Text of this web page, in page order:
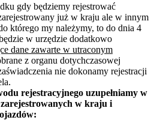
gdy będziemy rejestrować
już w kraju ale w innym
którego my należymy, to do dnia 4
w urzędzie dodatkowo
dane zawarte w utraconym
z organu dotychczasowej
nie dokonamy rejestracji
rejestracyjnego uzupełniamy w
w kraju i